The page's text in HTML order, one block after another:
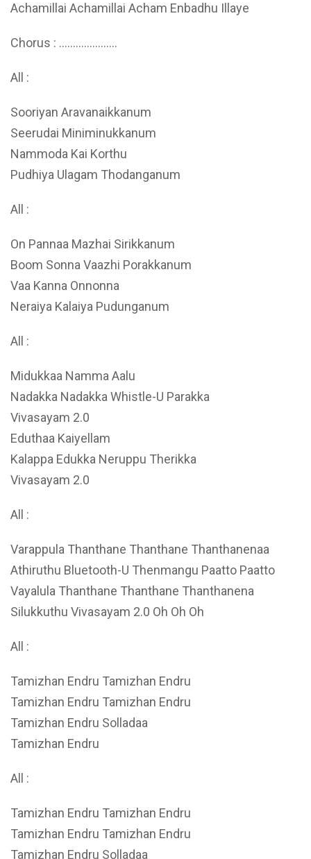
Achamillai Achamillai Acham Enbadhu Illaye
Chorus : …………………
All :
Sooriyan Aravanaikkanum
Seerudai Miniminukkanum
Nammoda Kai Korthu
Pudhiya Ulagam Thodanganum
All :
On Pannaa Mazhai Sirikkanum
Boom Sonna Vaazhi Porakkanum
Vaa Kanna Onnonna
Neraiya Kalaiya Pudunganum
All :
Midukkaa Namma Aalu
Nadakka Nadakka Whistle-U Parakka
Vivasayam 2.0
Eduthaa Kaiyellam
Kalappa Edukka Neruppu Therikka
Vivasayam 2.0
All :
Varappula Thanthane Thanthane Thanthanenaa
Athiruthu Bluetooth-U Thenmangu Paatto Paatto
Vayalula Thanthane Thanthane Thanthanena
Silukkuthu Vivasayam 2.0 Oh Oh Oh
All :
Tamizhan Endru Tamizhan Endru
Tamizhan Endru Tamizhan Endru
Tamizhan Endru Solladaa
Tamizhan Endru
All :
Tamizhan Endru Tamizhan Endru
Tamizhan Endru Tamizhan Endru
Tamizhan Endru Solladaa